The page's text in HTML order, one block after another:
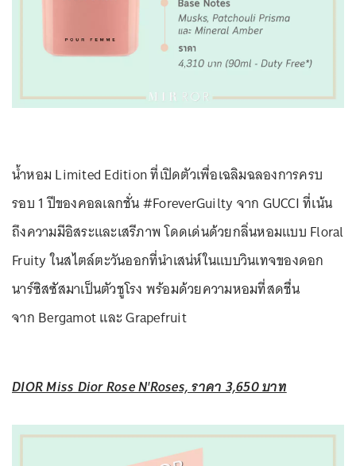
น้ำหอม Limited Edition ที่เปิดตัวเพื่อเฉลิมฉลองการครบ
รอบ 1 ปีของคอลเลกชั่น #ForeverGuilty จาก GUCCI ที่เน้น
ถึงความมีอิสระและเสรีภาพ โดดเด่นด้วยกลิ่นหอมแบบ Floral
Fruity ในสไตล์ตะวันออกที่นำเสน่ห์ในแบบวินเทจของดอก
นาร์ซิสซัสมาเป็นตัวชูโรง พร้อมด้วยความหอมที่สดชื่น
จาก Bergamot และ Grapefruit
DIOR Miss Dior Rose N'Roses, ราคา 3,650 บาท